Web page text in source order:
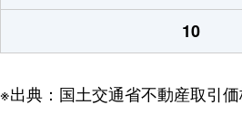
10
※出典：国土交通省不動産取引